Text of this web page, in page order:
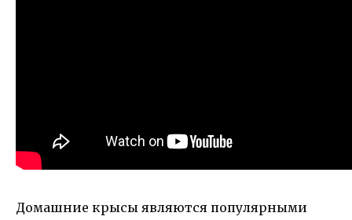
Домашние крысы являются популярными